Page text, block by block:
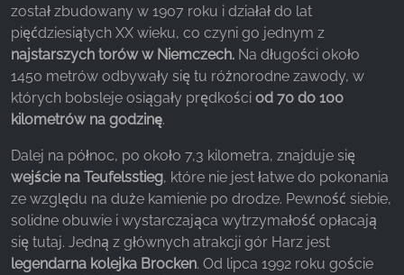
został zbudowany w 1907 roku i działał do lat
pięćdziesiątych XX wieku, co czyni go jednym z
najstarszych torów w Niemczech. Na długości około
1450 metrów odbywały się tu różnorodne zawody, w
których bobsleje osiągały prędkości od 70 do 100
kilometrów na godzinę.
Dalej na północ, po około 7,3 kilometra, znajduje się
wejście na Teufelsstieg, które nie jest łatwe do pokonania
ze względu na duże kamienie po drodze. Pewność siebie,
solidne obuwie i wystarczająca wytrzymałość opłacają
się tutaj. Jedną z głównych atrakcji gór Harz jest
legendarna kolejka Brocken. Od lipca 1992 roku goście
Cookie duration:
3 miesiące - 1 rok
STATYSTYKI
Statystyczne pliki cookie zbierają informacje
anonimowo. Informacje te pomagają nam
zrozumieć, w jaki sposób odwiedzający korzystają
z naszej witryny.
Google Analytics
Name: